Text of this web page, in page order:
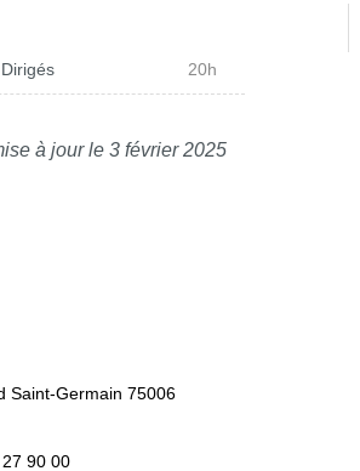
20h
à jour le 3 février 2025
Saint-Germain 75006
90 00